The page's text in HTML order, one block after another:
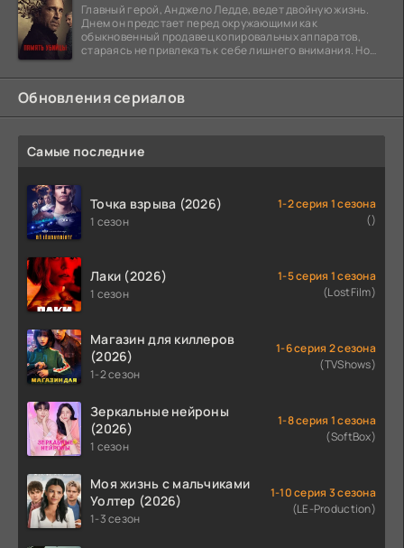
Главный герой, Анджело Ледде, ведет двойную жизнь.
Днем он предстает перед окружающими как
обыкновенный продавец копировальных аппаратов,
стараясь не привлекать к себе лишнего внимания. Но
Обновления сериалов
Самые последние
Точка взрыва (2026)
1 сезон
1-2 серия 1 сезона
()
Лаки (2026)
1 сезон
1-5 серия 1 сезона
(LostFilm)
Магазин для киллеров
(2026)
1-2 сезон
1-6 серия 2 сезона
(TVShows)
Зеркальные нейроны
(2026)
1 сезон
1-8 серия 1 сезона
(SoftBox)
Моя жизнь с мальчиками
Уолтер (2026)
1-3 сезон
1-10 серия 3 сезона
(LE-Production)